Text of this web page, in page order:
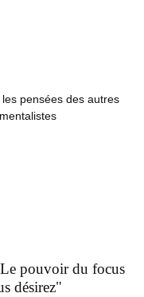
pensées des autres
pouvoir du focus
désirez"